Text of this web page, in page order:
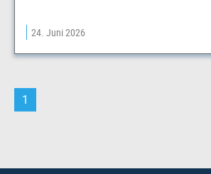
24. Juni 2026
1